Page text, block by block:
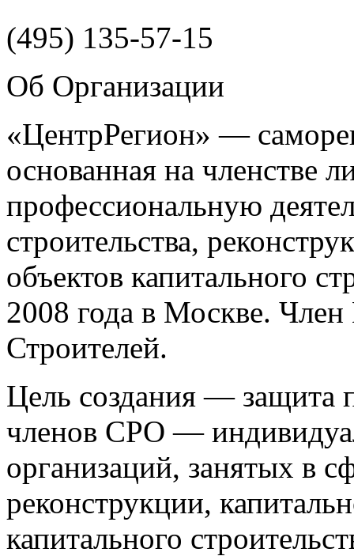
(495) 135-57-15
Об Организации
«ЦентрРегион» —
основанная на членстве
профессиональную
строительства,
объектов капитального
2008 года в Москве.
Строителей.
Цель создания — защита
членов СРО —
организаций, занятых в
реконструкции,
капитального